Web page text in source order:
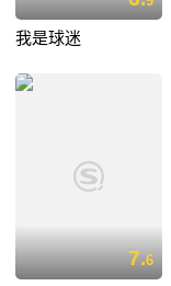
我是球迷
7.6